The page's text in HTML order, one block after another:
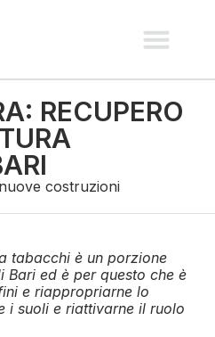
RECUPERO
costruzioni
tabacchi è un porzione
ed è per questo che è
e riappropriarne lo
suoli e riattivarne il ruolo